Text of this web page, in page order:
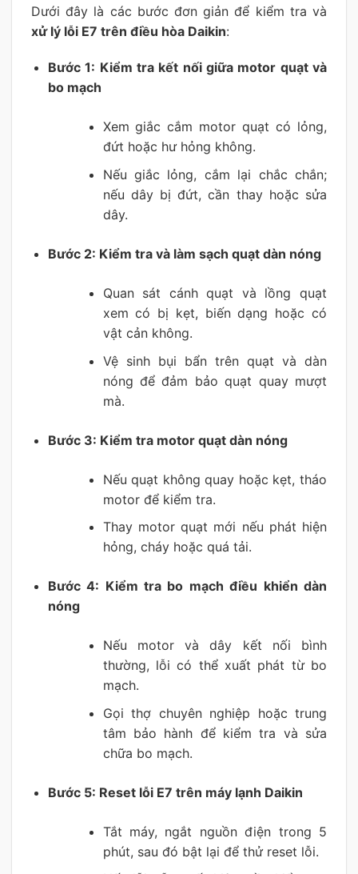
Dưới đây là các bước đơn giản để kiểm tra và
xử lý lỗi E7 trên điều hòa Daikin:
Bước 1: Kiểm tra kết nối giữa motor quạt và
bo mạch
Xem giắc cắm motor quạt có lỏng,
đứt hoặc hư hỏng không.
Nếu giắc lỏng, cắm lại chắc chắn;
nếu dây bị đứt, cần thay hoặc sửa
dây.
Bước 2: Kiểm tra và làm sạch quạt dàn nóng
Quan sát cánh quạt và lồng quạt
xem có bị kẹt, biến dạng hoặc có
vật cản không.
Vệ sinh bụi bẩn trên quạt và dàn
nóng để đảm bảo quạt quay mượt
mà.
Bước 3: Kiểm tra motor quạt dàn nóng
Nếu quạt không quay hoặc kẹt, tháo
motor để kiểm tra.
Thay motor quạt mới nếu phát hiện
hỏng, cháy hoặc quá tải.
Bước 4: Kiểm tra bo mạch điều khiển dàn
nóng
Nếu motor và dây kết nối bình
thường, lỗi có thể xuất phát từ bo
mạch.
Gọi thợ chuyên nghiệp hoặc trung
tâm bảo hành để kiểm tra và sửa
chữa bo mạch.
Bước 5: Reset lỗi E7 trên máy lạnh Daikin
Tắt máy, ngắt nguồn điện trong 5
phút, sau đó bật lại để thử reset lỗi.